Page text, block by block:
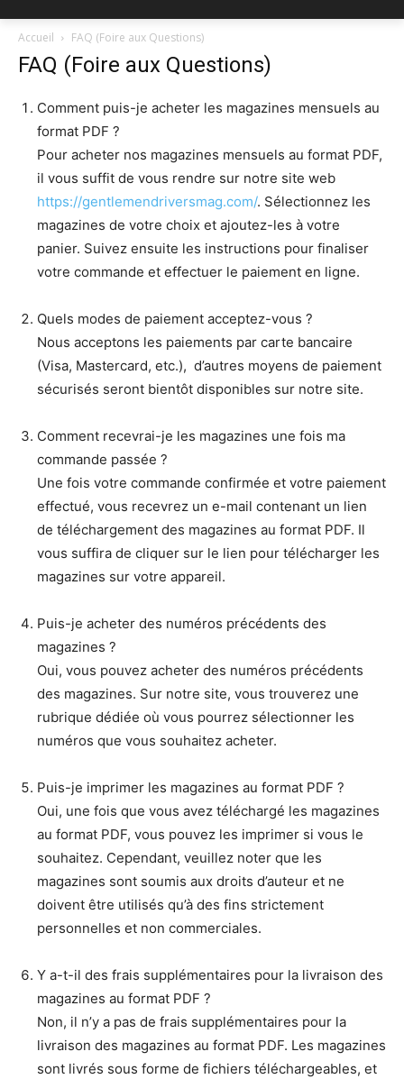
Accueil FAQ (Foire aux Questions)
FAQ (Foire aux Questions)
Comment puis-je acheter les magazines mensuels au
format PDF ?
Pour acheter nos magazines mensuels au format PDF,
il vous suffit de vous rendre sur notre site web
https://gentlemendriversmag.com/. Sélectionnez les
magazines de votre choix et ajoutez-les à votre
panier. Suivez ensuite les instructions pour finaliser
votre commande et effectuer le paiement en ligne.
Quels modes de paiement acceptez-vous ?
Nous acceptons les paiements par carte bancaire
(Visa, Mastercard, etc.), d’autres moyens de paiement
sécurisés seront bientôt disponibles sur notre site.
Comment recevrai-je les magazines une fois ma
commande passée ?
Une fois votre commande confirmée et votre paiement
effectué, vous recevrez un e-mail contenant un lien
de téléchargement des magazines au format PDF. Il
vous suffira de cliquer sur le lien pour télécharger les
magazines sur votre appareil.
Puis-je acheter des numéros précédents des
magazines ?
Oui, vous pouvez acheter des numéros précédents
des magazines. Sur notre site, vous trouverez une
rubrique dédiée où vous pourrez sélectionner les
numéros que vous souhaitez acheter.
Puis-je imprimer les magazines au format PDF ?
Oui, une fois que vous avez téléchargé les magazines
au format PDF, vous pouvez les imprimer si vous le
souhaitez. Cependant, veuillez noter que les
magazines sont soumis aux droits d’auteur et ne
doivent être utilisés qu’à des fins strictement
personnelles et non commerciales.
Y a-t-il des frais supplémentaires pour la livraison des
magazines au format PDF ?
Non, il n’y a pas de frais supplémentaires pour la
livraison des magazines au format PDF. Les magazines
sont livrés sous forme de fichiers téléchargeables, et